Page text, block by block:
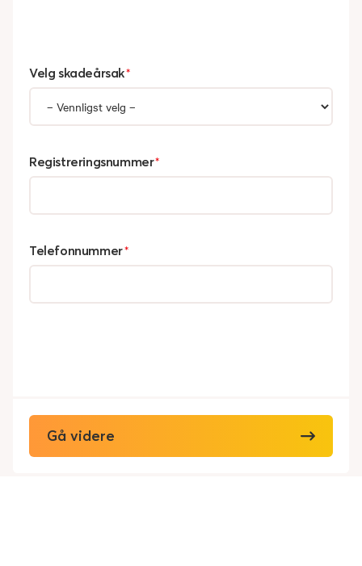
Velg skadeårsak*
Registreringsnummer*
Telefonnummer*
Gå videre